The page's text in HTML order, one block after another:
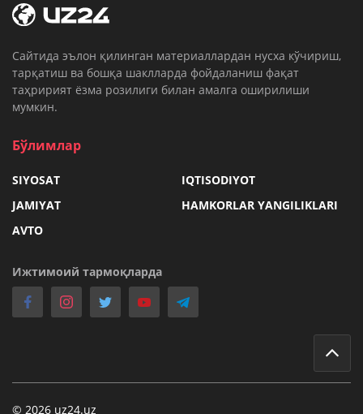
Cайтида эълон қилинган материаллардан нусха кўчириш,
тарқатиш ва бошқа шаклларда фойдаланиш фақат
таҳририят ёзма розилиги билан амалга оширилиши
мумкин.
Бўлимлар
SIYOSAT
IQTISODIYOT
JAMIYAT
HAMKORLAR YANGILIKLARI
AVTO
Ижтимоий тармоқларда
© 2026 uz24.uz